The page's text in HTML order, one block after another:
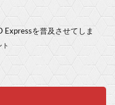
Expressを普及させてしま
ト